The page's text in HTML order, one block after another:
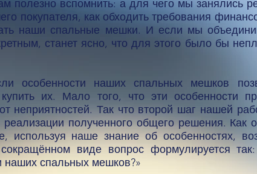
полезно вспомнить: а для чего мы занялись
покупателя, как обходить требования
наши спальные мешки. И если мы
станет ясно, что для этого было бы
особенности наших спальных мешков
их. Мало того, что эти особенности
неприятностей. Так что второй шаг нашей
полученного общего решения. Как
используя наше знание об особенностях,
виде вопрос формулируется
наших спальных мешков?»